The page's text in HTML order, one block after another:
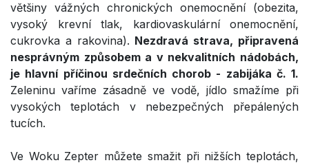
většiny vážných chronických onemocnění (obezita,
vysoký krevní tlak, kardiovaskulární onemocnění,
cukrovka a rakovina). Nezdravá strava, připravená
nesprávným způsobem a v nekvalitních nádobách,
je hlavní příčinou srdečních chorob - zabijáka č. 1.
Zeleninu vaříme zásadně ve vodě, jídlo smažíme při
vysokých teplotách v nebezpečných přepálených
tucích.
Ve Woku Zepter můžete smažit při nižších teplotách,